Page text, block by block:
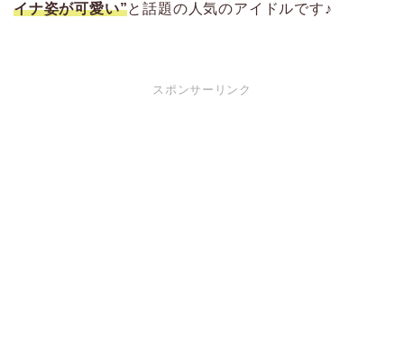
イナ姿が可愛い”と話題の人気のアイドルです♪
スポンサーリンク